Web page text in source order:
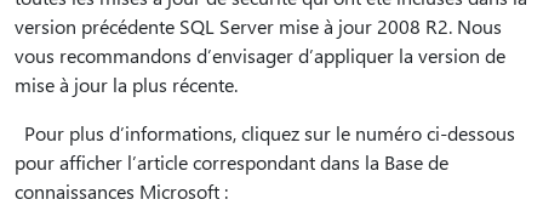
version précédente SQL Server mise à jour 2008 R2. Nous
vous recommandons d’envisager d’appliquer la version de
mise à jour la plus récente.
Pour plus d’informations, cliquez sur le numéro ci-dessous
pour afficher l’article correspondant dans la Base de
connaissances Microsoft :